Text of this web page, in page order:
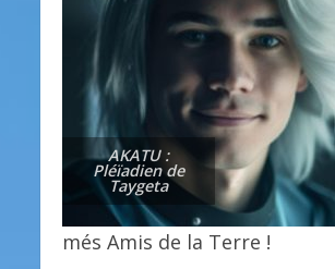
AKATU :
Pléïadien de
Taygeta
més Amis de la Terre !